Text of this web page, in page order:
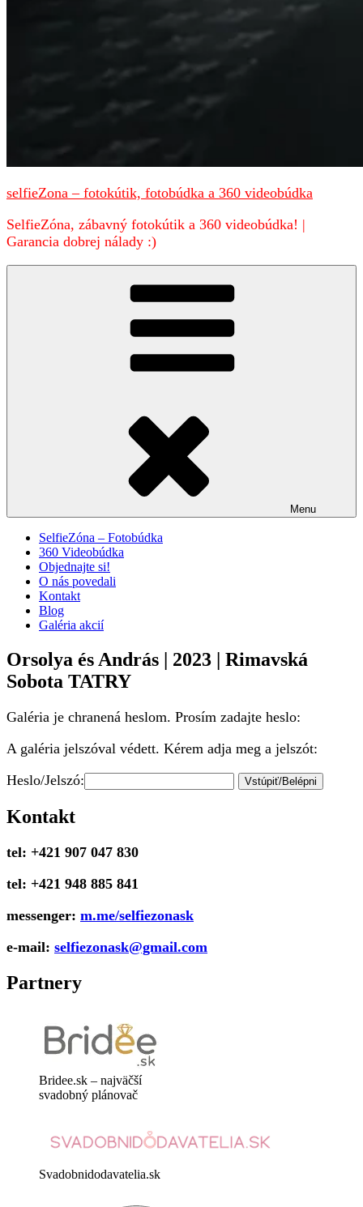
selfieZona – fotokútik, fotobúdka a 360 videobúdka
SelfieZóna, zábavný fotokútik a 360 videobúdka! |
Garancia dobrej nálady :)
Menu
SelfieZóna – Fotobúdka
360 Videobúdka
Objednajte si!
O nás povedali
Kontakt
Blog
Galéria akcií
Orsolya és András | 2023 | Rimavská
Sobota TATRY
Galéria je chranená heslom. Prosím zadajte heslo:
A galéria jelszóval védett. Kérem adja meg a jelszót:
Heslo/Jelszó:
Kontakt
tel: +421 907 047 830
tel: +421 948 885 841
messenger: m.me/selfiezonask
e-mail: selfiezonask@gmail.com
Partnery
Bridee.sk – najväčší
svadobný plánovač
Svadobnidodavatelia.sk